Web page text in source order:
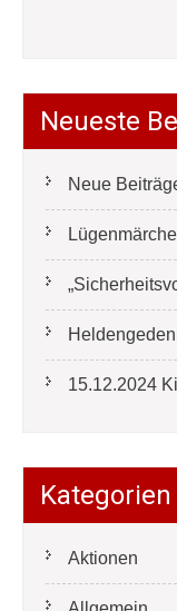
Neueste
Neue
15.12.2024
Kategorien
Aktionen